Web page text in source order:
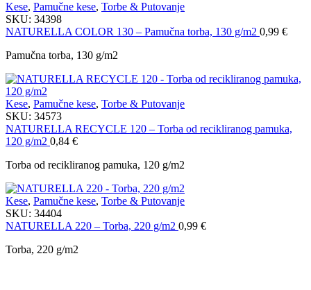
Kese, Pamučne kese, Torbe & Putovanje
SKU: 34398
NATURELLA COLOR 130 – Pamučna torba, 130 g/m2 0,99 €
Pamučna torba, 130 g/m2
Kese, Pamučne kese, Torbe & Putovanje
SKU: 34573
NATURELLA RECYCLE 120 – Torba od recikliranog pamuka,
120 g/m2 0,84 €
Torba od recikliranog pamuka, 120 g/m2
Kese, Pamučne kese, Torbe & Putovanje
SKU: 34404
NATURELLA 220 – Torba, 220 g/m2 0,99 €
Torba, 220 g/m2